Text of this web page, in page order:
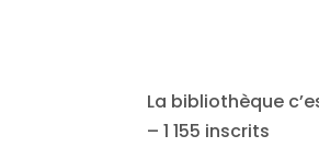
La bibliothèque
– 1 155 inscrits